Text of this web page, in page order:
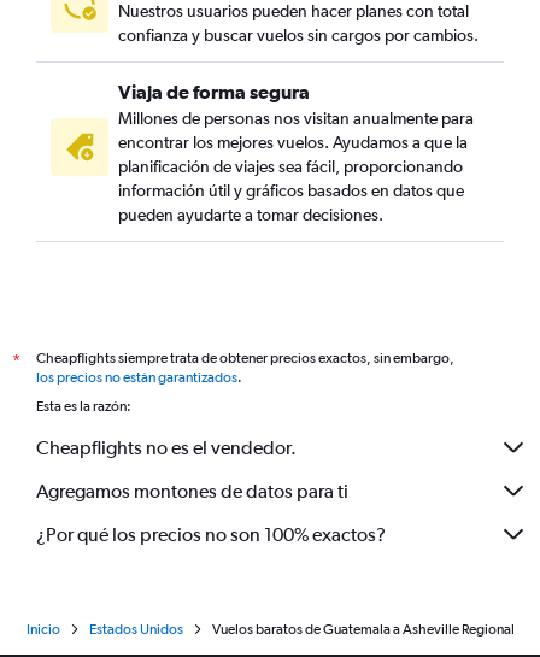
Nuestros usuarios pueden hacer planes con total
confianza y buscar vuelos sin cargos por cambios.
Viaja de forma segura
Millones de personas nos visitan anualmente para
encontrar los mejores vuelos. Ayudamos a que la
planificación de viajes sea fácil, proporcionando
información útil y gráficos basados en datos que
pueden ayudarte a tomar decisiones.
*
Cheapflights siempre trata de obtener precios exactos, sin embargo,
los precios no están garantizados.
Esta es la razón:
Cheapflights no es el vendedor.
Agregamos montones de datos para ti
¿Por qué los precios no son 100% exactos?
Inicio Estados Unidos Vuelos baratos de Guatemala a Asheville Regional